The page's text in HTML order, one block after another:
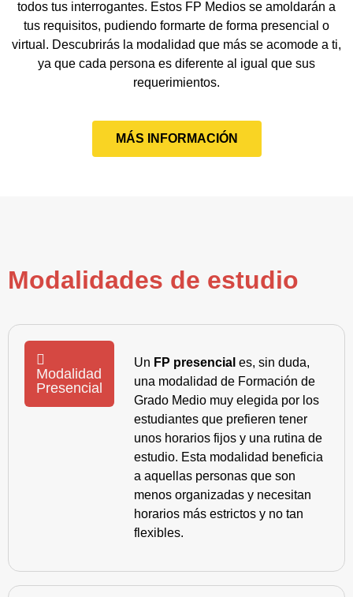
todos tus interrogantes. Estos FP Medios se amoldarán a
tus requisitos, pudiendo formarte de forma presencial o
virtual. Descubrirás la modalidad que más se acomode a ti,
ya que cada persona es diferente al igual que sus
requerimientos.
MÁS INFORMACIÓN
Modalidades de estudio
Modalidad
Presencial
Un FP presencial es, sin duda,
una modalidad de Formación de
Grado Medio muy elegida por los
estudiantes que prefieren tener
unos horarios fijos y una rutina de
estudio. Esta modalidad beneficia
a aquellas personas que son
menos organizadas y necesitan
horarios más estrictos y no tan
flexibles.